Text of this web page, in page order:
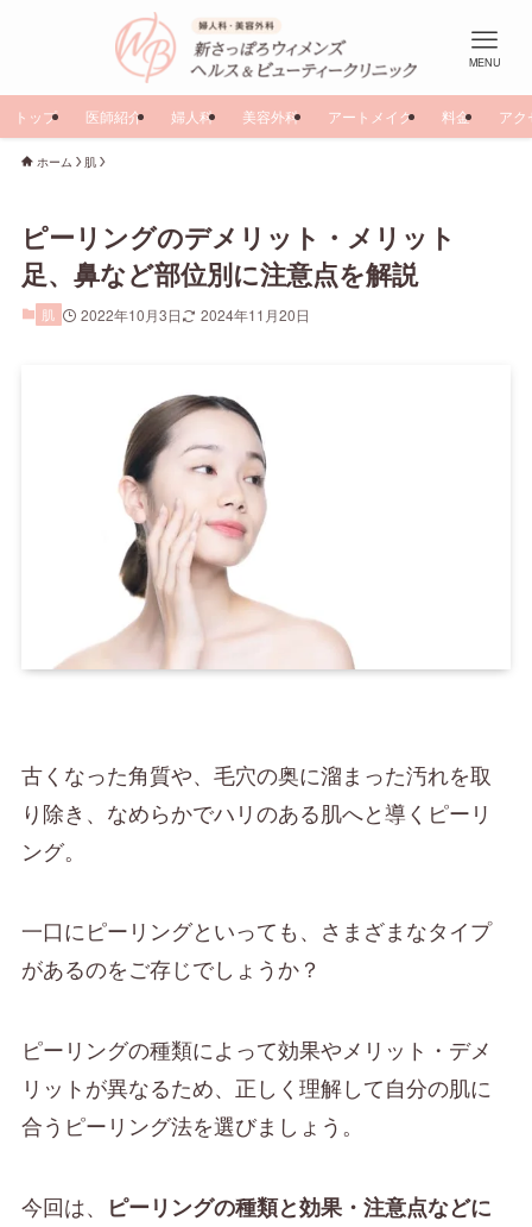
MENU
トップ 医師紹介 婦人科 美容外科 アートメイク 料金 アク
ホーム 肌
ピーリングのデメリット・メリット
足、鼻など部位別に注意点を解説
肌 2022年10月3日 2024年11月20日
古くなった角質や、毛穴の奥に溜まった汚れを取
り除き、なめらかでハリのある肌へと導くピーリ
ング。
一口にピーリングといっても、さまざまなタイプ
があるのをご存じでしょうか？
ピーリングの種類によって効果やメリット・デメ
リットが異なるため、正しく理解して自分の肌に
合うピーリング法を選びましょう。
今回は、
ピーリングの種類と効果・注意点などに